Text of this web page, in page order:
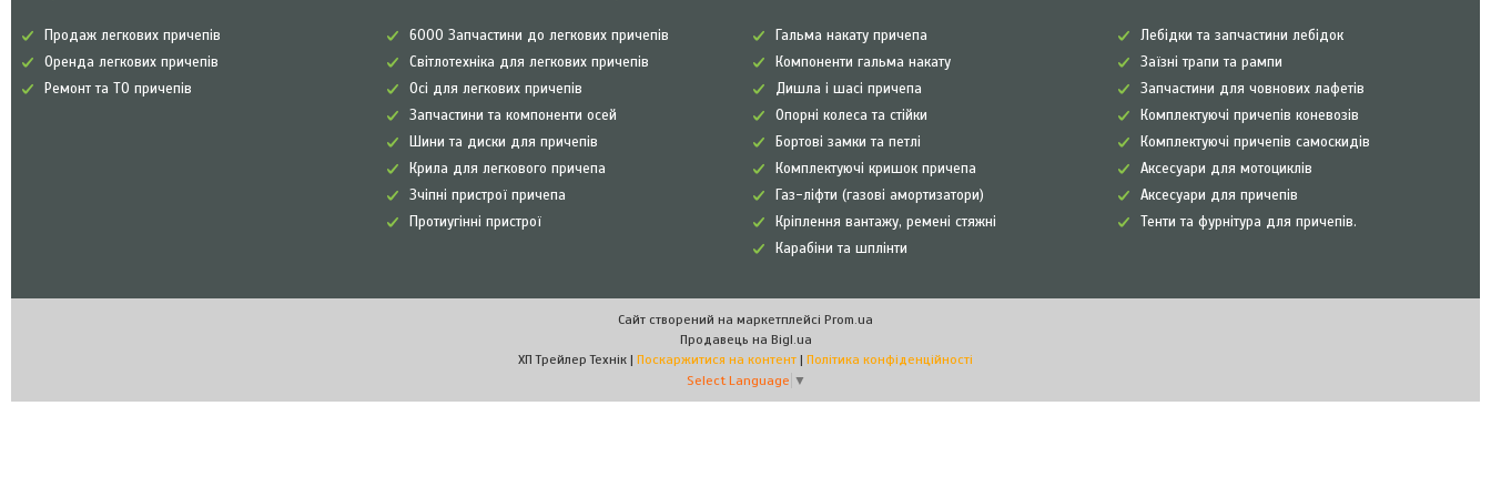
Продаж легкових причепів
Оренда легкових причепів
Ремонт та ТО причепів
6000 Запчастини до легкових причепів
Світлотехніка для легкових причепів
Осі для легкових причепів
Запчастини та компоненти осей
Шини та диски для причепів
Крила для легкового причепа
Зчіпні пристрої причепа
Протиугінні пристрої
Гальма накату причепа
Компоненти гальма накату
Дишла і шасі причепа
Опорні колеса та стійки
Бортові замки та петлі
Комплектуючі кришок причепа
Газ-ліфти (газові амортизатори)
Кріплення вантажу, ремені стяжні
Карабіни та шплінти
Лебідки та запчастини лебідок
Заїзні трапи та рампи
Запчастини для човнових лафетів
Комплектуючі причепів коневозів
Комплектуючі причепів самоскидів
Аксесуари для мотоциклів
Аксесуари для причепів
Тенти та фурнітура для причепів.
Сайт створений на маркетплейсі Prom.ua
Продавець на Bigl.ua
ХП Трейлер Технік | Поскаржитися на контент | Політика конфіденційності
Select Language ▼